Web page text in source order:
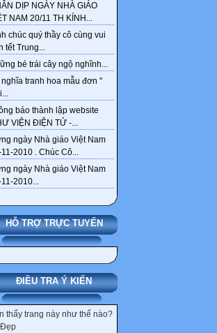
DỊP NGÀY NHÀ GIÁO
NAM 20/11 TH KÍNH...
chúc quý thầy cô cùng vui
tết Trung...
bé trái cây ngộ nghĩnh...
nghĩa tranh hoa mẫu đơn "
báo thành lập website
VIỆN ĐIỆN TỬ -...
ngày Nhà giáo Việt Nam
2010 . Chúc Cô...
ngày Nhà giáo Việt Nam
2010...
HỖ TRỢ TRỰC TUYẾN
ĐIỀU TRA Ý KIẾN
thấy trang này như thế nào?
Đẹp